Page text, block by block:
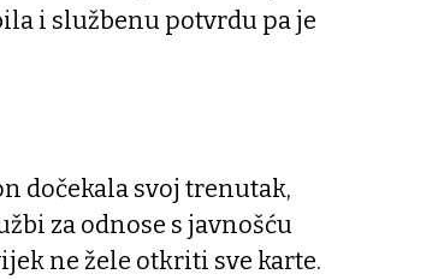
i službenu potvrdu pa je
dočekala svoj trenutak,
za odnose s javnošću
ne žele otkriti sve karte.